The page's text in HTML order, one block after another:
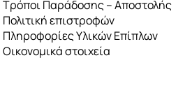
Τρόποι Παράδοσης – Αποστολής
Πολιτική επιστροφών
Πληροφορίες Υλικών Επίπλων
Οικονομικά στοιχεία